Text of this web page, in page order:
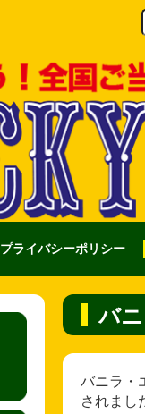
プライバシーポリシー
バ
バニラ・
されまし